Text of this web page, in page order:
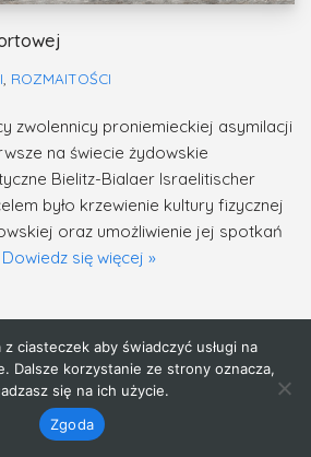
ROZMAITOŚCI
zwolennicy proniemieckiej asymilacji
na świecie żydowskie
Bielitz-Bialaer Israelitischer
było krzewienie kultury fizycznej
oraz umożliwienie jej spotkań
Dowiedz się więcej »
ciasteczek aby świadczyć usługi na
Dalsze korzystanie ze strony oznacza,
się na ich użycie.
Zgoda